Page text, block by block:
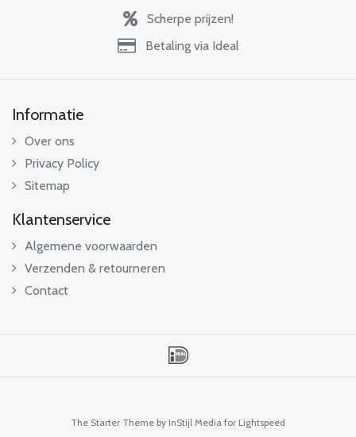
Scherpe prijzen!
Betaling via Ideal
Informatie
Over ons
Privacy Policy
Sitemap
Klantenservice
Algemene voorwaarden
Verzenden & retourneren
Contact
The Starter Theme by InStijl Media for Lightspeed